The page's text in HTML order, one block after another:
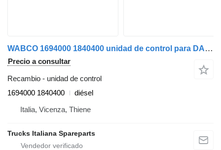
WABCO 1694000 1840400 unidad de control para DAF XF105 cabeza tractora
Precio a consultar
Recambio - unidad de control
1694000 1840400
diésel
Italia, Vicenza, Thiene
Trucks Italiana Spareparts